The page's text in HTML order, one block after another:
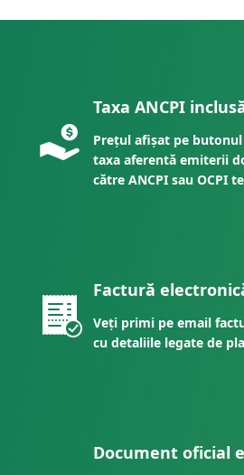
Taxa ANCPI
Prețul afișat pe
taxa aferentă emiterii
către ANCPI sau OCPI
Factură
Veți primi pe email
cu detaliile legate de
Document oficial